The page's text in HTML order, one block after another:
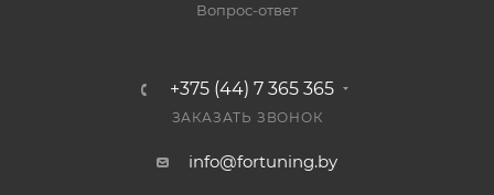
Вопрос-ответ
+375 (44) 7 365 365
ЗАКАЗАТЬ ЗВОНОК
info@fortuning.by